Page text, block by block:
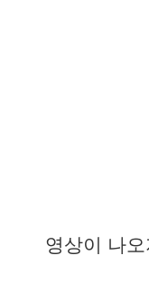
영상이 나